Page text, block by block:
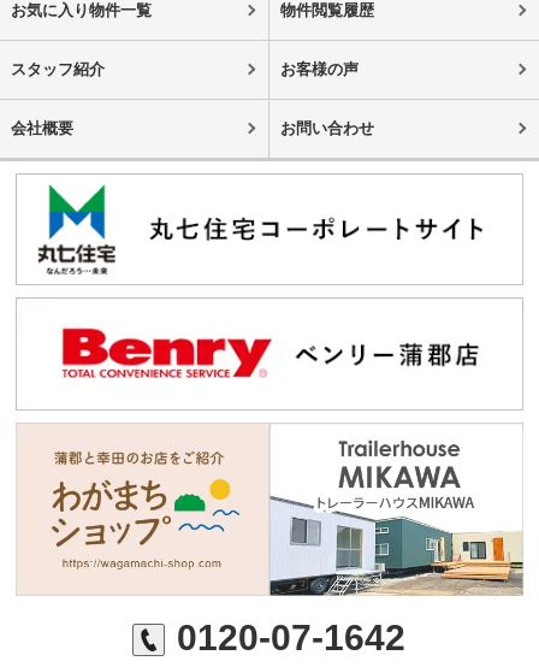
お気に入り物件一覧 物件閲覧履歴
スタッフ紹介 お客様の声
会社概要 お問い合わせ
0120-07-1642